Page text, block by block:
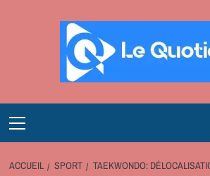
Menu
ACCUEIL SPORT
TAEKWONDO: